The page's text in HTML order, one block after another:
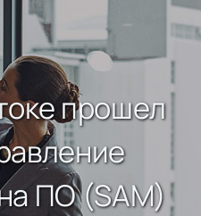
прошел
ПО (SAM)